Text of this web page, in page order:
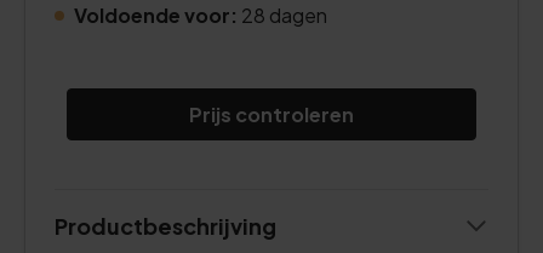
Voldoende voor: 28 dagen
Prijs controleren
Productbeschrijving